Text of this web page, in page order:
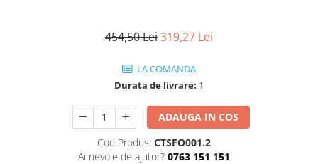
454,50 Lei319,27 Lei
LA COMANDA
Durata de livrare: 1
ADAUGA IN COS
Cod Produs: CTSFO001.2
Ai nevoie de ajutor? 0763 151 151